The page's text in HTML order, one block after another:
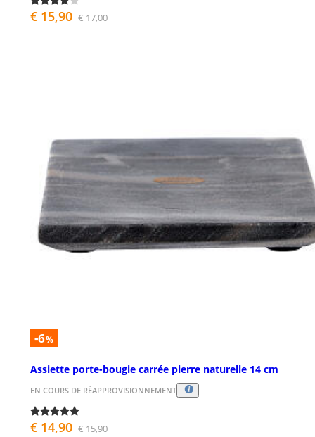
€ 15,90 € 17,00
-6%
Assiette porte-bougie carrée pierre naturelle 14 cm
EN COURS DE RÉAPPROVISIONNEMENT
€ 14,90 € 15,90